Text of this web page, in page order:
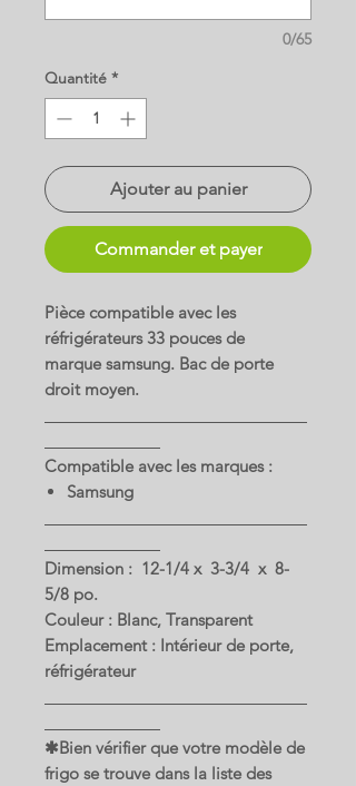
0/65
Quantité *
Ajouter au panier
Commander et payer
Pièce compatible avec les
réfrigérateurs 33 pouces de
marque samsung. Bac de porte
droit moyen.
Compatible avec les marques :
Samsung
Dimension : 12-1/4 x 3-3/4 x 8-
5/8 po.
Couleur : Blanc, Transparent
Emplacement : Intérieur de porte,
réfrigérateur
✱Bien vérifier que votre modèle de
frigo se trouve dans la liste des